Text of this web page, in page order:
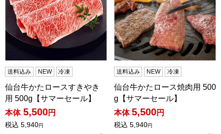
送料込み NEW 冷凍
仙台牛かたロースすきやき
用 500g【サマーセール】
本体 5,500円
税込 5,940円
送料込み NEW 冷凍
仙台牛かたロース焼肉用 500
g【サマーセール】
本体 5,500円
税込 5,940円